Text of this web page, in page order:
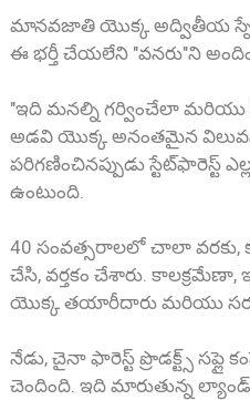
మానవజాతి యొక్క అద్వితీయ
ఈ భర్తీ చేయలేని "వనరు"ని
"ఇది మనల్ని గర్వించేలా
అడవి యొక్క అనంతమైన
పరిగణించినప్పుడు స్టేట్‌ఫారెస్ట్
ఉంటుంది.
40 సంవత్సరాలలో చాలా వరకు,
చేసి, వర్తకం చేశారు. కాలక్రమేణా,
యొక్క తయారీదారు మరియు
నేడు, చైనా ఫారెస్ట్ ప్రొడక్ట్స్ సప్లై
చెందింది. ఇది మారుతున్న